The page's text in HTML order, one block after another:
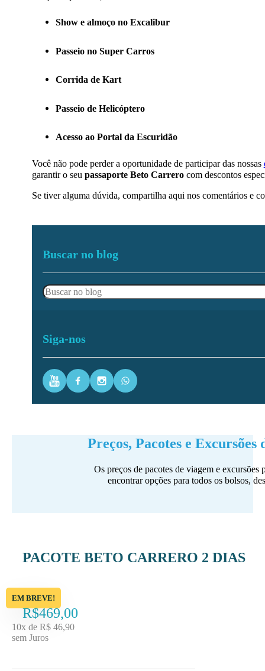
Show e almoço no Excalibur
Passeio no Super Carros
Corrida de Kart
Passeio de Helicóptero
Acesso ao Portal da Escuridão
Você não pode perder a oportunidade de participar das nossas
garantir o seu passaporte Beto Carrerocom descontos
Se tiver alguma dúvida, compartilha aqui nos comentários e
Buscar no blog
Pesquisar
Siga-nos
YoutubeFacebookInstagramWhatsApp
Preços, Pacotes e
Os preços de pacotes de viagem e
encontrar opções para todos os bolsos,
PACOTE BETO CARRERO 2 DIAS
EM BREVE!
à partir de
R$469,00
10x de R$ 46,90
sem Juros